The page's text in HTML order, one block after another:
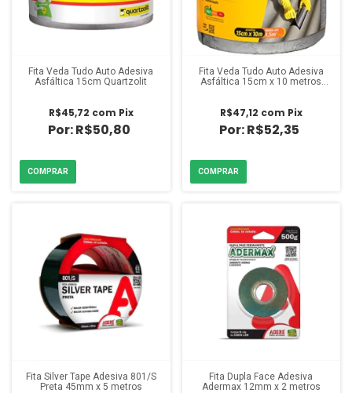
Fita Veda Tudo Auto Adesiva
Asfáltica 15cm Quartzolit
R$50,80
R$45,72 com Pix
Fita Veda Tudo Auto Adesiva
Asfáltica 15cm x 10 metros
R$52,35
R$47,12 com Pix
Fita Silver Tape Adesiva 801/S
Preta 45mm x 5 metros
Fita Dupla Face Adesiva
Adermax 12mm x 2 metros